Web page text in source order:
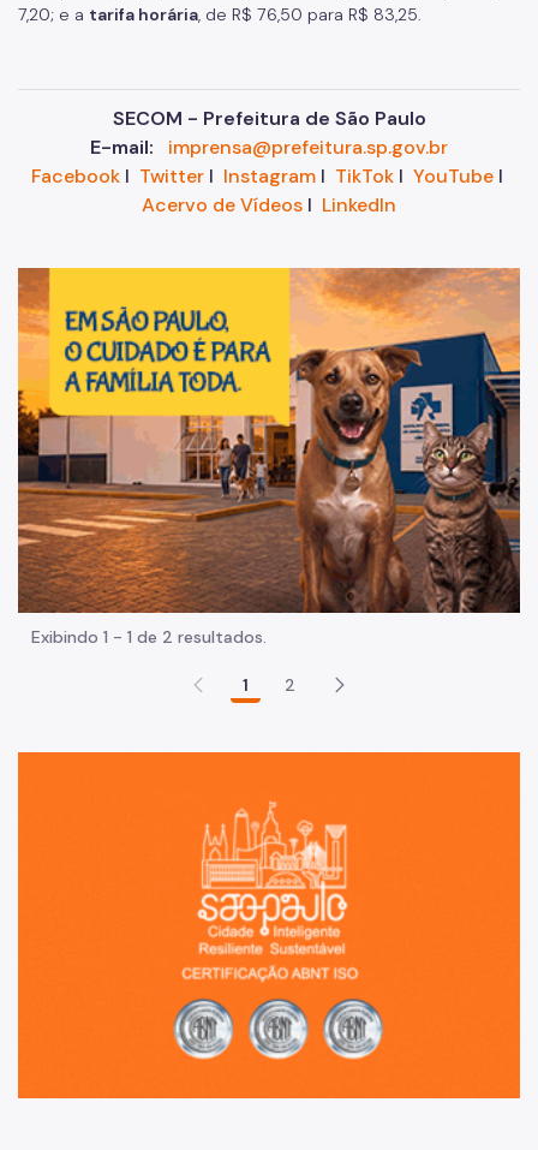
7,20; e a tarifa horária, de R$ 76,50 para R$ 83,25.
SECOM - Prefeitura de São Paulo
E-mail:
imprensa@prefeitura.sp.gov.br
FacebookI TwitterI InstagramI TikTokI YouTubeI
Acervo de Vídeos I LinkedIn
Exibindo 1 - 1 de 2 resultados.
1 2